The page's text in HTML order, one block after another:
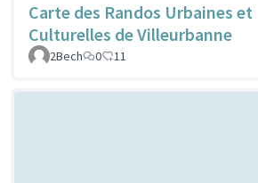
Carte des Randos Urbaines et
Culturelles de Villeurbanne
2Bech
0 11